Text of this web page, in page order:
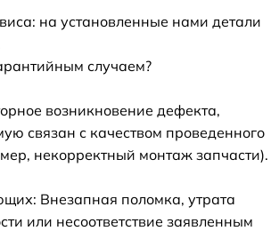
на установленные нами детали
случаем?
возникновение дефекта,
связан с качеством проведенного
некорректный монтаж запчасти).
Внезапная поломка, утрата
или несоответствие заявленным